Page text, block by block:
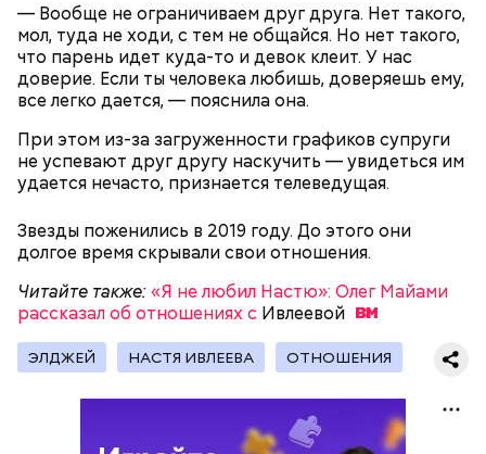
— Вообще не ограничиваем друг друга. Нет такого,
мол, туда не ходи, с тем не общайся. Но нет такого,
что парень идет куда-то и девок клеит. У нас
доверие. Если ты человека любишь, доверяешь ему,
все легко дается, — пояснила она.
При этом из-за загруженности графиков супруги
не успевают друг другу наскучить — увидеться им
удается нечасто, признается телеведущая.
Звезды поженились в 2019 году. До этого они
долгое время скрывали свои отношения.
Читайте также:«Я не любил Настю»: Олег Майами
рассказал об отношениях с Ивлеевой
ЭЛДЖЕЙ НАСТЯ ИВЛЕЕВА ОТНОШЕНИЯ
А еще, удержав меч палача, святой Николай спас от
смерти трех мужей, невинно осужденных
корыстолюбивым градоначальником.
2-3 картофелины,
1 некрупное яблоко,
1 некрупный помидор,
2 корня сельдерея,